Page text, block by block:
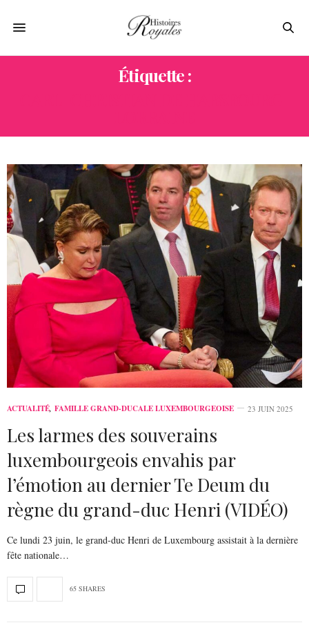
Étiquette :
ACTUALITÉ, FAMILLE GRAND-DUCALE LUXEMBOURGEOISE 23 JUIN 2025
Les larmes des souverains
luxembourgeois envahis par
l’émotion au dernier Te Deum du
règne du grand-duc Henri (VIDÉO)
Ce lundi 23 juin, le grand-duc Henri de Luxembourg assistait à la dernière
fête nationale…
65 SHARES